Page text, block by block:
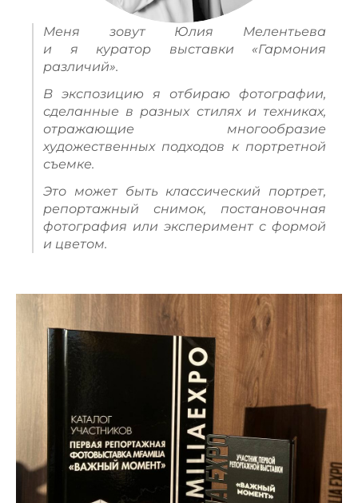
Меня зовут Юлия Мелентьева
и я куратор выставки «Гармония
различий».
В экспозицию я отбираю фотографии,
сделанные в разных стилях и техниках,
отражающие многообразие
художественных подходов к портретной
съемке.
Это может быть классический портрет,
репортажный снимок, постановочная
фотография или эксперимент с формой
и цветом.